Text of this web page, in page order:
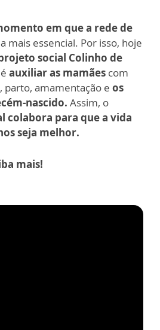
em que a rede de
mais essencial. Por isso, hoje
social Colinho de
auxiliar as mamães com
parto, amamentação e os
nascido. Assim, o
colabora para que a vida
seja melhor.
mais!